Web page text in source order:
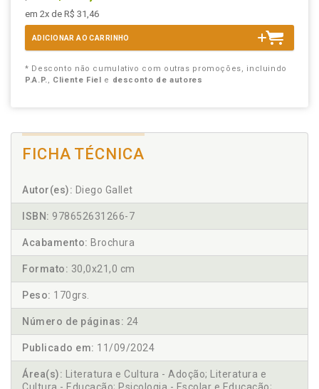
em 2x de R$ 31,46
ADICIONAR AO CARRINHO
* Desconto não cumulativo com outras promoções, incluindo
P.A.P., Cliente Fiel e desconto de autores
FICHA TÉCNICA
Autor(es): Diego Gallet
ISBN: 978652631266-7
Acabamento: Brochura
Formato: 30,0x21,0 cm
Peso: 170grs.
Número de páginas: 24
Publicado em: 11/09/2024
Área(s): Literatura e Cultura - Adoção; Literatura e